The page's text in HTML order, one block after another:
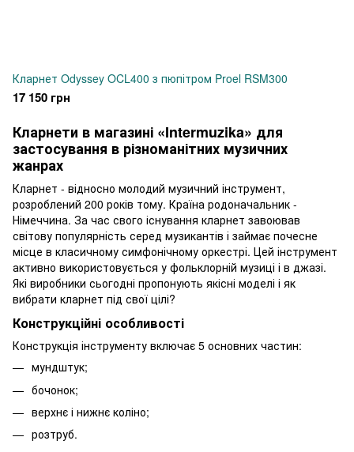
Кларнет Odyssey OCL400 з пюпітром Proel RSM300
17 150 грн
Кларнети в магазині «Intermuzika» для
застосування в різноманітних музичних
жанрах
Кларнет - відносно молодий музичний інструмент,
розроблений 200 років тому. Країна родоначальник -
Німеччина. За час свого існування кларнет завоював
світову популярність серед музикантів і займає почесне
місце в класичному симфонічному оркестрі. Цей інструмент
активно використовується у фольклорній музиці і в джазі.
Які виробники сьогодні пропонують якісні моделі і як
вибрати кларнет під свої цілі?
Конструкційні особливості
Конструкція інструменту включає 5 основних частин:
мундштук;
бочонок;
верхнє і нижнє коліно;
розтруб.